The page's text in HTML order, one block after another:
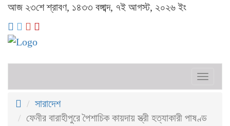
আজ ২৩শে শ্রাবণ, ১৪৩৩ বঙ্গাব্দ, ৭ই আগস্ট, ২০২৬ ইং
সারাদেশ
ফেনীর বারাহীপুরে পৈশাচিক কায়দায় স্ত্রী হত্যাকারী পাষণ্ড